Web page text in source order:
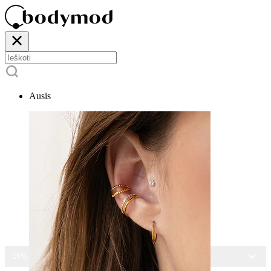
Ausis
15% NUOLAIDA VISIEMS PAPUOŠALAMS